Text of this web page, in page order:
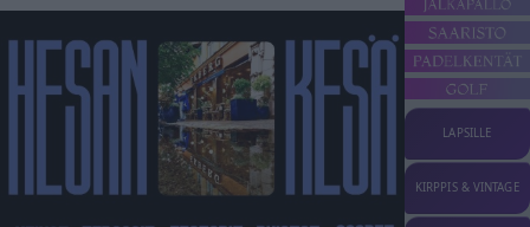
LAPSILLE
KIRPPIS & VINTAGE